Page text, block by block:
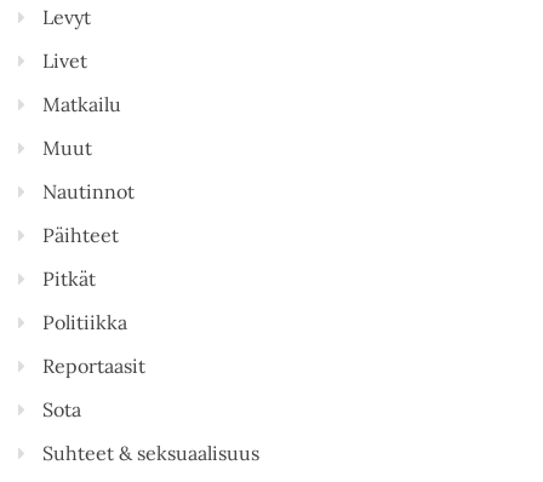
Levyt
Livet
Matkailu
Muut
Nautinnot
Päihteet
Pitkät
Politiikka
Reportaasit
Sota
Suhteet & seksuaalisuus